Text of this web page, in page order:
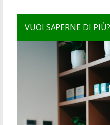
VUOI SAPERNE DI PIÙ?